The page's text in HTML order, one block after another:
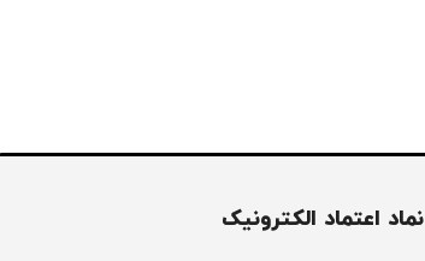
نماد اعتماد الکترونیک